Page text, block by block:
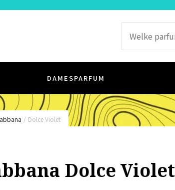
DAMESPARFUM
/ Dolce Violet
Dolce Violet